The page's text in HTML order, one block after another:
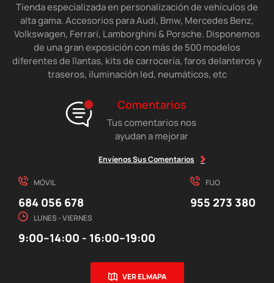
Tienda especializada en personalización de vehículos de
alta gama. Accesorios para Audi, Bmw, Mercedes Benz,
Volkswagen, Ferrari, Lamborghini & Porsche. Disponemos
de una gran exposición con más de 500 modelos
diferentes de llantas, kits de carrocería, faros delanteros y
traseros, iluminación led, neumáticos, etc
Comentarios
Tus comentarios nos
ayudan a mejorar
Envíenos Sus Comentarios
MÓVIL
684 056 678
FIJO
955 273 380
LUNES - VIERNES
9:00–14:00 - 16:00–19:00
VER EL MAPA